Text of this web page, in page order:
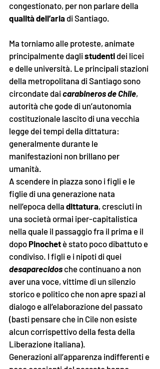
congestionato, per non parlare della
qualità dell’aria di Santiago.
Ma torniamo alle proteste, animate
principalmente dagli studenti dei licei
e delle università. Le principali stazioni
della metropolitana di Santiago sono
circondate dai carabineros de Chile,
autorità che gode di un’autonomia
costituzionale lascito di una vecchia
legge dei tempi della dittatura:
generalmente durante le
manifestazioni non brillano per
umanità.
A scendere in piazza sono i figli e le
figlie di una generazione nata
nell’epoca della dittatura, cresciuti in
una società ormai iper-capitalistica
nella quale il passaggio fra il prima e il
dopo Pinochet è stato poco dibattuto e
condiviso. I figli e i nipoti di quei
desaparecidos che continuano a non
aver una voce, vittime di un silenzio
storico e politico che non apre spazi al
dialogo e all’elaborazione del passato
(basti pensare che in Cile non esiste
alcun corrispettivo della festa della
Liberazione italiana).
Generazioni all’apparenza indifferenti e